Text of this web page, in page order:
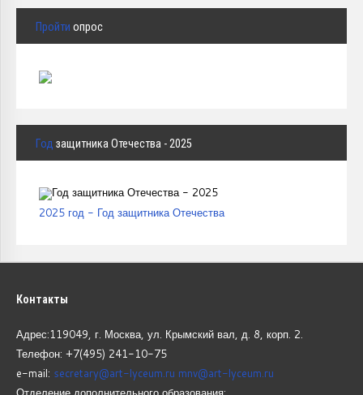
Пройти опрос
Год защитника Отечества - 2025
2025 год - Год защитника Отечества
Контакты
Адрес:119049, г. Москва, ул. Крымский вал, д. 8, корп. 2.
Телефон: +7(495) 241-10-75
e-mail: secretary@art-lyceum.ru mnv@art-lyceum.ru